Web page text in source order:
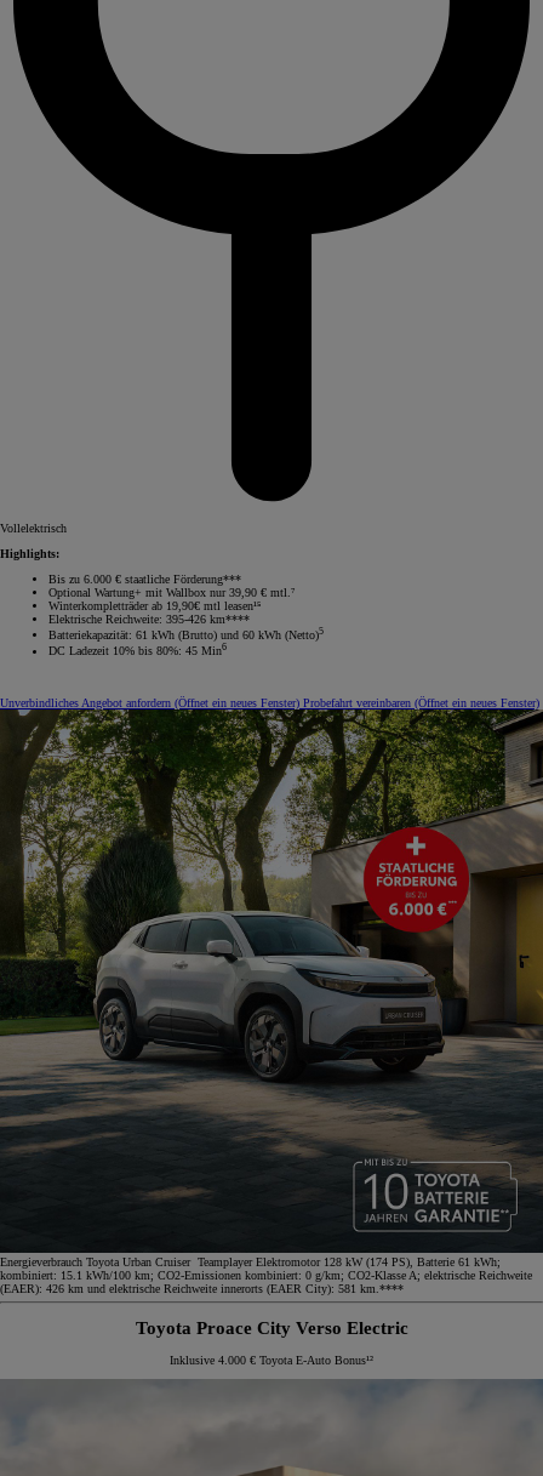
Vollelektrisch
Highlights:
Bis zu 6.000 € staatliche Förderung***
Optional Wartung+ mit Wallbox nur 39,90 € mtl.⁷
Winterkompletträder ab 19,90€ mtl leasen¹⁵
Elektrische Reichweite: 395-426 km****
Batteriekapazität: 61 kWh (Brutto) und 60 kWh (Netto)5
DC Ladezeit 10% bis 80%: 45 Min6
Unverbindliches Angebot anfordern (Öffnet ein neues Fenster) Probefahrt vereinbaren (Öffnet ein neues Fenster)
Energieverbrauch Toyota Urban Cruiser Teamplayer Elektromotor 128 kW (174 PS), Batterie 61 kWh;
kombiniert: 15.1 kWh/100 km; CO2-Emissionen kombiniert: 0 g/km; CO2-Klasse A; elektrische Reichweite
(EAER): 426 km und elektrische Reichweite innerorts (EAER City): 581 km.****
Toyota Proace City Verso Electric
Inklusive 4.000 € Toyota E-Auto Bonus¹²